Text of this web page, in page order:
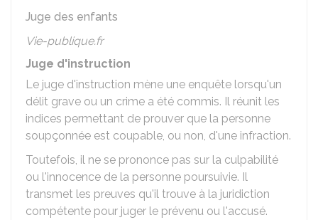
Juge des enfants
Vie-publique.fr
Juge d'instruction
Le juge d'instruction mène une enquête lorsqu'un
délit grave ou un crime a été commis. Il réunit les
indices permettant de prouver que la personne
soupçonnée est coupable, ou non, d'une infraction.
Toutefois, il ne se prononce pas sur la culpabilité
ou l'innocence de la personne poursuivie. Il
transmet les preuves qu'il trouve à la juridiction
compétente pour juger le prévenu ou l'accusé.